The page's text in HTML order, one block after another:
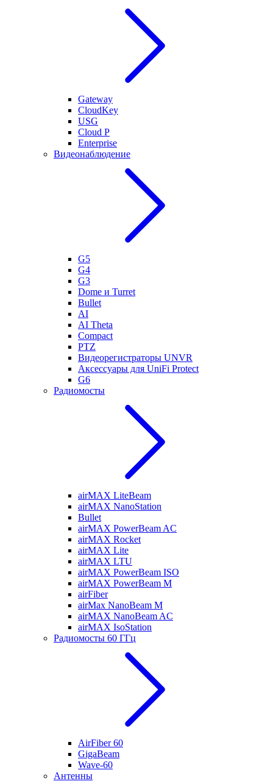
Gateway
CloudKey
USG
Cloud P
Enterprise
Видеонаблюдение
G5
G4
G3
Dome и Turret
Bullet
AI
AI Theta
Compact
PTZ
Видеорегистраторы UNVR
Аксессуары для UniFi Protect
G6
Радиомосты
airMAX LiteBeam
airMAX NanoStation
Bullet
airMAX PowerBeam AC
airMAX Rocket
airMAX Lite
airMAX LTU
airMAX PowerBeam ISO
airMAX PowerBeam M
airFiber
airMax NanoBeam M
airMAX NanoBeam AC
airMAX IsoStation
Радиомосты 60 ГГц
AirFiber 60
GigaBeam
Wave-60
Антенны